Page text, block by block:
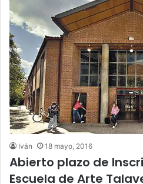
Iván 18 mayo, 2016
Abierto plazo de
Escuela de Arte